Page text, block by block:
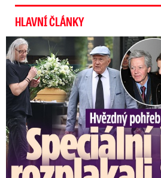
HLAVNÍ ČLÁNKY
Speciální řečníci nad rakví Laurina: